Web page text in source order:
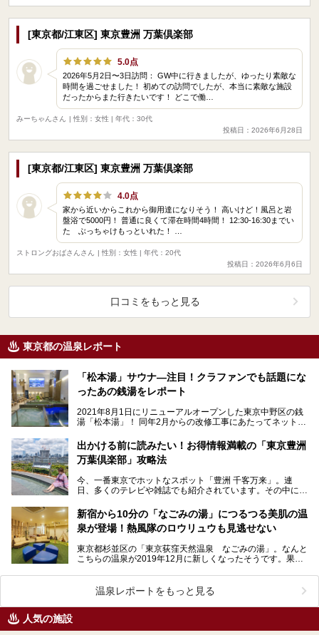
[東京都/江東区] 東京豊洲 万葉倶楽部
5.0点
2026年5月2日〜3日訪問： GW中に行きましたが、ゆったり素敵な
時間を過ごせました！ 初めての訪問でしたが、本当に素敵な施設
だったからまた行きたいです！ どこで働…
みーちゃんさん
| 性別：女性 | 年代：30代
投稿日：2026年6月28日
[東京都/江東区] 東京豊洲 万葉倶楽部
4.0点
家から近いからこれから御用達になりそう！ 高いけど！風呂と岩
盤浴で5000円！ 普通に良くて滞在時間4時間！ 12:30-16:30までい
ストロングおばさんさん
| 性別：女性 | 年代：20代
投稿日：2026年6月6日
口コミをもっと見る
東京都の温泉レポート
「松本湯」サウナ―注目！クラファンでも話題にな
ったあの銭湯をレポート
2021年8月1日にリニューアルオープンした東京中野区の銭
湯「松本湯」！ 同年2月からの改修工事にあたってネットで
出かける前に読みたい！お得情報満載の「東京豊洲
万葉倶楽部」攻略法
今、一番東京でホットなスポット「豊洲 千客万来」。連
日、多くのテレビや雑誌でも紹介されています。その中にあ
集…
新宿から10分の「なごみの湯」につるつる美肌の温
泉が登場！熱風隊のロウリュウも見逃せない
東京都杉並区の「東京荻窪天然温泉 なごみの湯」。なんと
こちらの温泉が2019年12月に新しくなったそうです。果た
温泉レポートをもっと見る
人気の施設